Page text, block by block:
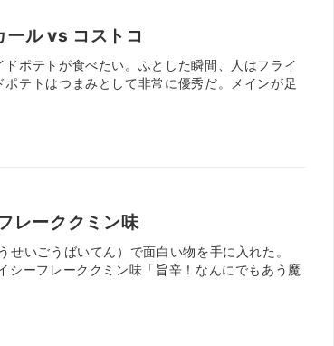
ール vs コストコ
ポテトが食べたい。ふとした瞬間、人はフライ
テトはつまみとして非常に優秀だ。メインが足
レーククミン味
いごうばいてん）で面白い物を手に入れた。
シーフレーククミン味「旨辛！なんにでもあう魔